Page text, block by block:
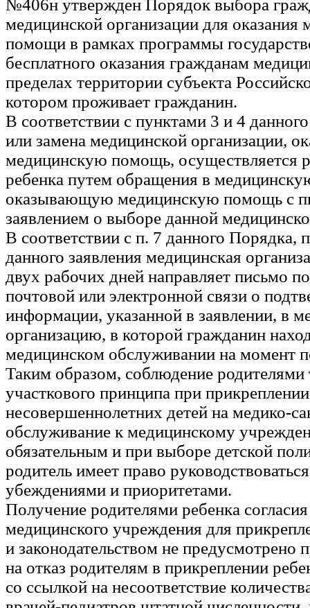
№406н утвержден Порядок выбора
медицинской организации для оказания
помощи в рамках программы
бесплатного оказания гражданам
пределах территории субъекта
котором проживает гражданин.
В соответствии с пунктами 3 и 4
или замена медицинской организации,
медицинскую помощь, осуществляется
ребенка путем обращения в
оказывающую медицинскую помощь с
заявлением о выборе данной
В соответствии с п. 7 данного Порядка,
данного заявления медицинская
двух рабочих дней направляет письмо
почтовой или электронной связи о
информации, указанной в заявлении, в
организацию, в которой гражданин
медицинском обслуживании на момент
Таким образом, соблюдение родителями
участкового принципа при прикреплении
несовершеннолетних детей на медико-
обслуживание к медицинскому
обязательным и при выборе детской
родитель имеет право
убеждениями и приоритетами.
Получение родителями ребенка
медицинского учреждения для
и законодательством не предусмотрено
на отказ родителям в прикреплении
со ссылкой на несоответствие